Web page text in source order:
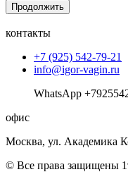
Продолжить
контакты
+7 (925) 542-79-21
info@igor-vagin.ru
WhatsApp
офис
Москва, ул. Академика
© Все права защищены